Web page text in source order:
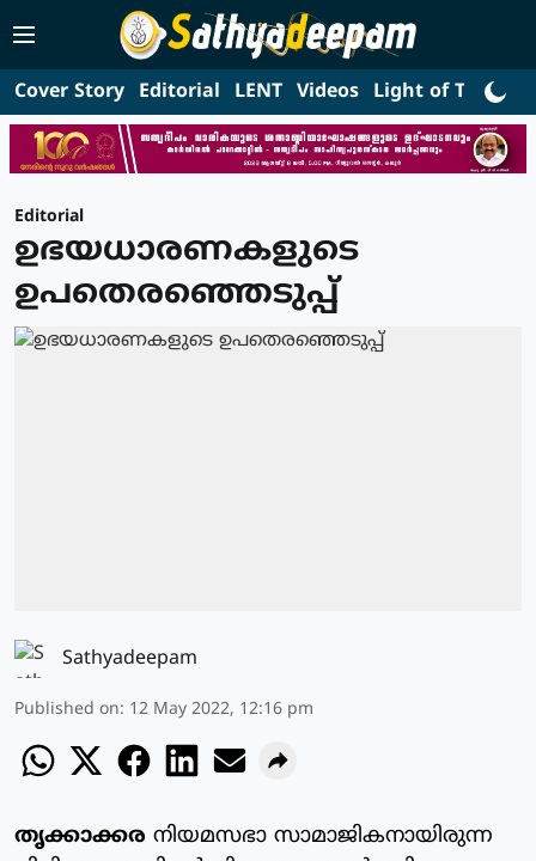
Cover Story Editorial LENT Videos Light of Truth
Editorial
ഉഭയധാരണകളുടെ
ഉപതെരഞ്ഞെടുപ്പ്
Sathyadeepam
Published on: 12 May 2022, 12:16 pm
തൃക്കാക്കര നിയമസഭാ സാമാജികനായിരുന്ന